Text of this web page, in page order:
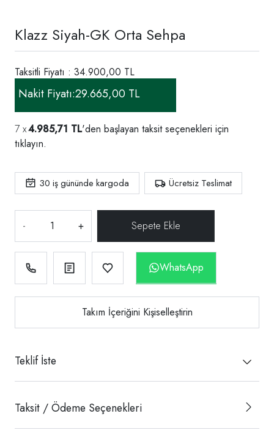
Klazz Siyah-GK Orta Sehpa
Taksitli Fiyatı : 34.900,00 TL
Nakit Fiyatı:29.665,00 TL
4.985,71 TL'den başlayan taksit seçenekleri için
tıklayın.
30 iş gününde kargoda Ücretsiz Teslimat
- +
WhatsApp
Takım İçeriğini Kişiselleştirin
Teklif İste
Taksit / Ödeme Seçenekleri